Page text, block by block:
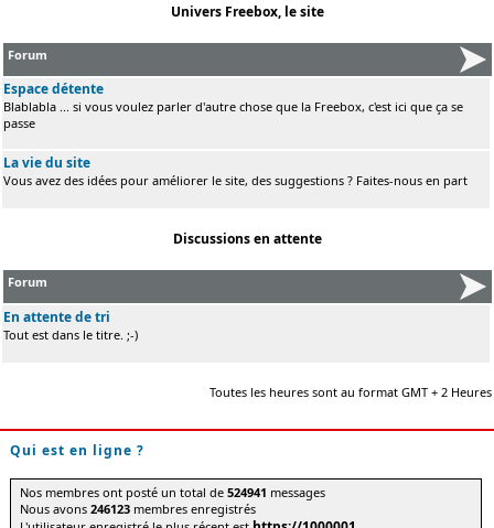
Univers Freebox, le site
Forum
Espace détente
Blablabla ... si vous voulez parler d'autre chose que la Freebox, c'est ici que ça se
passe
La vie du site
Vous avez des idées pour améliorer le site, des suggestions ? Faites-nous en part
Discussions en attente
Forum
En attente de tri
Tout est dans le titre. ;-)
Toutes les heures sont au format GMT + 2 Heures
Qui est en ligne ?
Nos membres ont posté un total de524941 messages
Nous avons246123 membres enregistrés